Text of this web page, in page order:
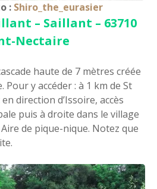
: Shiro_the_eurasier
– Saillant – 63710
Nectaire
haute de 7 mètres créée
Pour y accéder : à 1 km de St
direction d’Issoire, accès
puis à droite dans le village
de pique-nique. Notez que